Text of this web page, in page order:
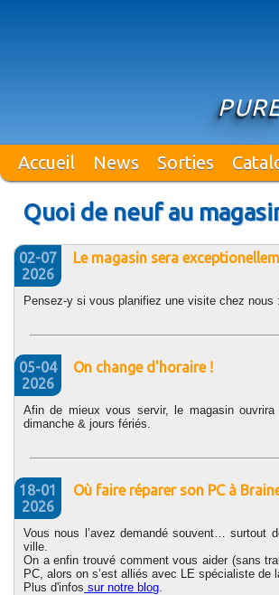
Accueil News Sorties
Quoi de neuf au
02-07
2026
Le magasin sera
Pensez-y si vous planifiez une visite chez nous
05-04
2026
On change d'horaire !
Afin de mieux vous servir, le magasin
dimanche & jours fériés.
18-01
2026
Où faire réparer son PC à
Vous nous l’avez demandé souvent… surtout
ville.
On a enfin trouvé comment vous aider (sans
PC, alors on s’est alliés avec LE spécialiste
Plus d'infos sur notre blog.